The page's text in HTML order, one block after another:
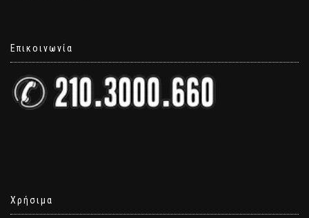
Επικοινωνία
Χρήσιμα